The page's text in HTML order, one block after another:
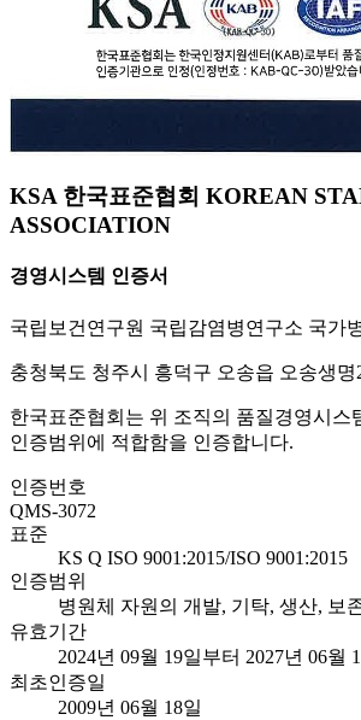
KSA 한국표준협회 KOREAN
ASSOCIATION
경영시스템 인증서
국립보건연구원 국립감염병연구소 국가
충청북도 청주시 흥덕구 오송읍 오송생명
한국표준협회는 위 조직의 품질경영시스
인증범위에 적합함을 인증합니다.
인증번호
QMS-3072
표준
KS Q ISO 9001:2015/ISO 9001:2015
인증범위
병원체 자원의 개발, 기탁, 생산, 보
유효기간
2024년 09월 19일부터 2027년 06월
최초인증일
2009년 06월 18일